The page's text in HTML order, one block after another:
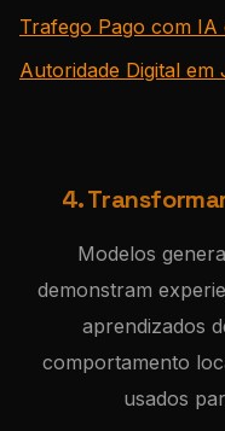
Trafego Pago com
Autoridade Digital em
4.
Modelos
demonstram
aprendizados
comportamento
usados